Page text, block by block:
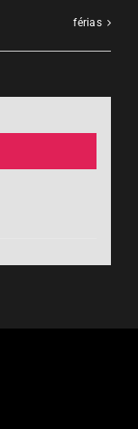
férias